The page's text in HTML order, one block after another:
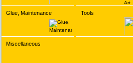
Glue, Maintenance Tools
Miscellaneous